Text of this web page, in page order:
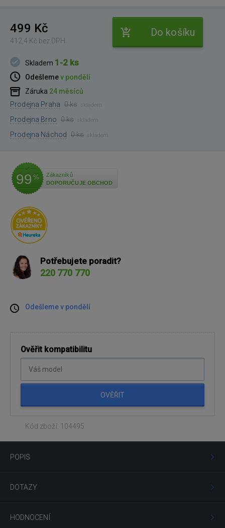
499 Kč
412,4 Kč bez DPH
Do košíku
Skladem 1-2 ks
Odešlemev pondělí
Záruka 24 měsíců
Prodejna Praha 0 ks skladem
Prodejna Brno 0 ks skladem
Prodejna Náchod 0 ks skladem
99 %
Zákazníků
DOPORUČUJE OBCHOD
Potřebujete poradit?
220 770 770
Odešleme v pondělí
Ověřit kompatibilitu
OVĚŘIT
Kód zboží: 104495
POPIS
DOTAZY
HODNOCENÍ